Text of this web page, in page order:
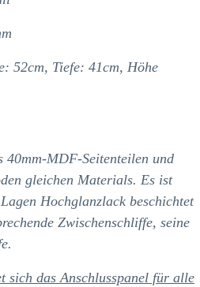
52cm, Tiefe: 41cm, Höhe
40mm-MDF-Seitenteilen und
gleichen Materials. Es ist
Hochglanzlack beschichtet
Zwischenschliffe, seine
sich das Anschlusspanel für alle